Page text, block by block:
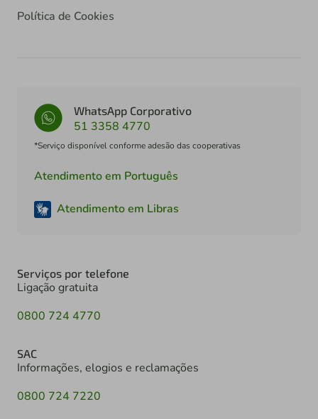
Política de Cookies
WhatsApp Corporativo
51 3358 4770
*Serviço disponível conforme adesão das cooperativas
Atendimento em Português
Atendimento em Libras
Serviços por telefone
Ligação gratuita
0800 724 4770
SAC
Informações, elogios e reclamações
0800 724 7220